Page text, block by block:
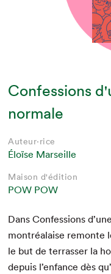
Confessions
normale
Auteur·rice
Éloïse Marseille
Maison d'édition
POW POW
Dans Con­fes­sions
mon­tréalaise remonte
le but de ter­rass­er la
depuis l’enfance dès